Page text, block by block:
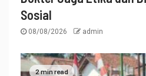
Sosial
08/08/2026 admin
2 min read